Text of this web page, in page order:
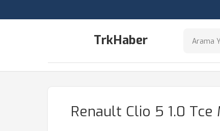
TrkHaber
Renault Clio 5 1.0